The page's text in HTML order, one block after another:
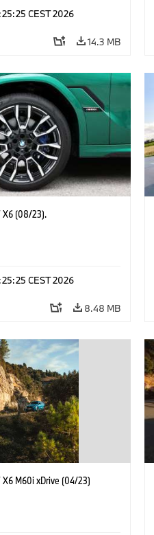
CEST 2026
14.3 MB
X6 (08/23).
CEST 2026
8.48 MB
M60i xDrive (04/23)